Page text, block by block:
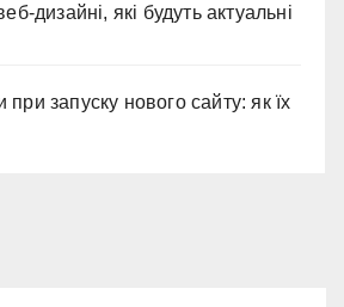
дизайні, які будуть актуальні
запуску нового сайту: як їх